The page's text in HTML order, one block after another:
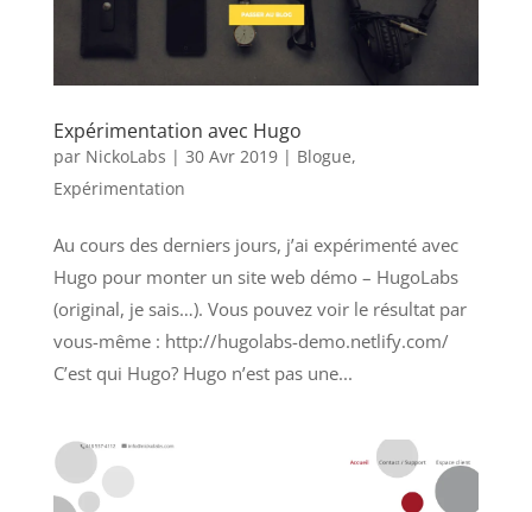
Expérimentation avec Hugo
par NickoLabs | 30 Avr 2019| Blogue,
Expérimentation
Au cours des derniers jours, j’ai expérimenté avec
Hugo pour monter un site web démo – HugoLabs
(original, je sais…). Vous pouvez voir le résultat par
vous-même : http://hugolabs-demo.netlify.com/
C’est qui Hugo? Hugo n’est pas une...